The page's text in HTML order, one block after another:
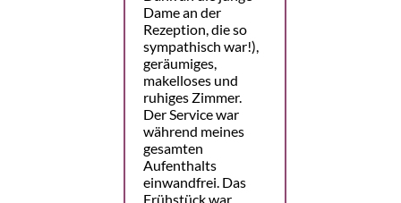
Dame an der
Rezeption, die so
sympathisch war!),
geräumiges,
makelloses und
ruhiges Zimmer.
Der Service war
während meines
gesamten
Aufenthalts
einwandfrei. Das
Frühstück war